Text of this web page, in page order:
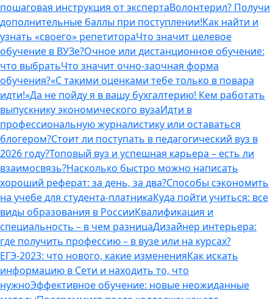
пошаговая инструкция от экспертаВолонтерил? Получи
дополнительные баллы при поступлении!Как найти и
узнать «своего» репетитораЧто значит целевое
обучение в ВУЗе?Очное или дистанционное обучение:
что выбратьЧто значит очно-заочная форма
обучения?«С такими оценками тебе только в повара
идти!»Да не пойду я в вашу бухгалтерию! Кем работать
выпускнику экономического вузаИдти в
профессиональную журналистику или оставаться
блогером?Стоит ли поступать в педагогический вуз в
2026 году?Топовый вуз и успешная карьера – есть ли
взаимосвязь?Насколько быстро можно написать
хороший реферат: за день, за два?Способы сэкономить
на учебе для студента-платникаКуда пойти учиться: все
виды образования в РоссииКвалификация и
специальность – в чем разницаДизайнер интерьера:
где получить профессию – в вузе или на курсах?
ЕГЭ-2023: что нового, какие измененияКак искать
информацию в Сети и находить то, что
нужноЭффективное обучение: новые неожиданные